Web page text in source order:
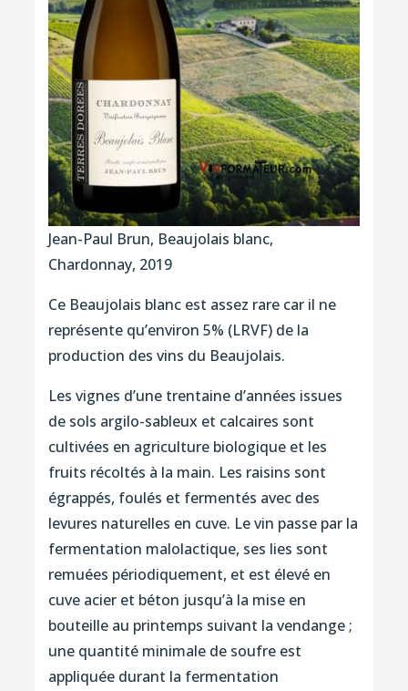
Jean-Paul Brun, Beaujolais blanc,
Chardonnay, 2019
Ce Beaujolais blanc est assez rare car il ne
représente qu’environ 5% (LRVF) de la
production des vins du Beaujolais.
Les vignes d’une trentaine d’années issues
de sols argilo-sableux et calcaires sont
cultivées en agriculture biologique et les
fruits récoltés à la main. Les raisins sont
égrappés, foulés et fermentés avec des
levures naturelles en cuve. Le vin passe par la
fermentation malolactique, ses lies sont
remuées périodiquement, et est élevé en
cuve acier et béton jusqu’à la mise en
bouteille au printemps suivant la vendange ;
une quantité minimale de soufre est
appliquée durant la fermentation